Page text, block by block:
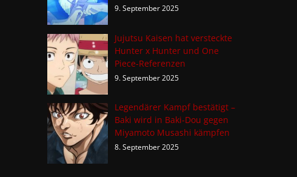
9. September 2025
Jujutsu Kaisen hat versteckte
Hunter x Hunter und One
Piece-Referenzen
9. September 2025
Legendärer Kampf bestätigt –
Baki wird in Baki-Dou gegen
Miyamoto Musashi kämpfen
8. September 2025